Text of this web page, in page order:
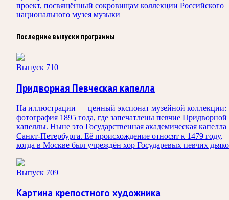
проект, посвящённый сокровищам коллекции Российского
национального музея музыки
Последние выпуски программы
Выпуск 710
Придворная Певческая капелла
На иллюстрации — ценный экспонат музейной коллекции:
фотография 1895 года, где запечатлены певчие Придворной
капеллы. Ныне это Государственная академическая капелла
Санкт‑Петербурга. Её происхождение относят к 1479 году,
когда в Москве был учреждён хор Государевых певчих
Выпуск 709
Картина крепостного художника